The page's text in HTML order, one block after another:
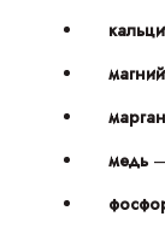
магний
медь